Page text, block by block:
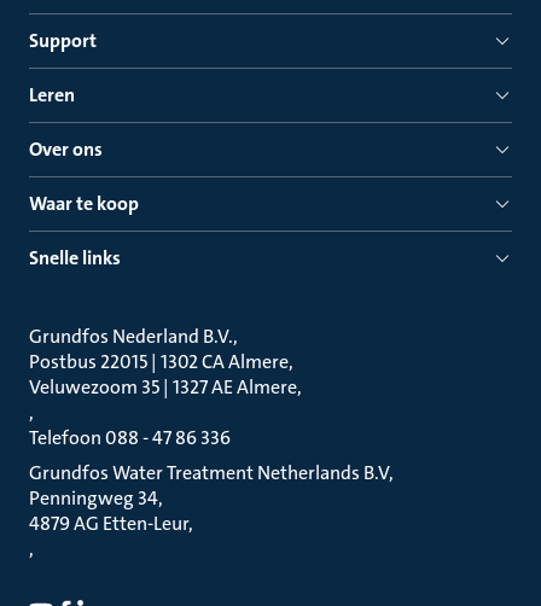
Support
Leren
Over ons
Waar te koop
Snelle links
Grundfos Nederland B.V.
Postbus 22015 | 1302 CA Almere
Veluwezoom 35 | 1327 AE Almere
Telefoon 088 - 47 86 336
Grundfos Water Treatment Netherlands B.V
Penningweg 34
4879 AG Etten-Leur